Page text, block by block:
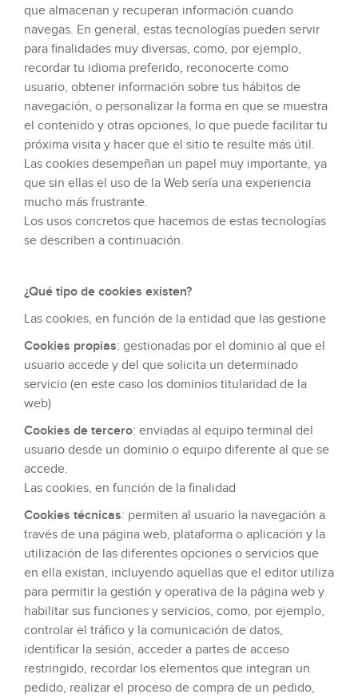
que almacenan y recuperan información cuando
navegas. En general, estas tecnologías pueden servir
para finalidades muy diversas, como, por ejemplo,
recordar tu idioma preferido, reconocerte como
usuario, obtener información sobre tus hábitos de
navegación, o personalizar la forma en que se muestra
el contenido y otras opciones, lo que puede facilitar tu
próxima visita y hacer que el sitio te resulte más útil.
Las cookies desempeñan un papel muy importante, ya
que sin ellas el uso de la Web sería una experiencia
mucho más frustrante.
Los usos concretos que hacemos de estas tecnologías
se describen a continuación.
¿Qué tipo de cookies existen?
Las cookies, en función de la entidad que las gestione
Cookies propias: gestionadas por el dominio al que el
usuario accede y del que solicita un determinado
servicio (en este caso los dominios titularidad de la
web)
Cookies de tercero: enviadas al equipo terminal del
usuario desde un dominio o equipo diferente al que se
accede.
Las cookies, en función de la finalidad
Cookies técnicas: permiten al usuario la navegación a
través de una página web, plataforma o aplicación y la
utilización de las diferentes opciones o servicios que
en ella existan, incluyendo aquellas que el editor utiliza
para permitir la gestión y operativa de la página web y
habilitar sus funciones y servicios, como, por ejemplo,
controlar el tráfico y la comunicación de datos,
identificar la sesión, acceder a partes de acceso
restringido, recordar los elementos que integran un
pedido, realizar el proceso de compra de un pedido,